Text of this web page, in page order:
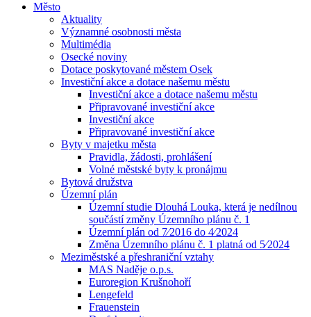
Město
Aktuality
Významné osobnosti města
Multimédia
Osecké noviny
Dotace poskytované městem Osek
Investiční akce a dotace našemu městu
Investiční akce a dotace našemu městu
Připravované investiční akce
Investiční akce
Připravované investiční akce
Byty v majetku města
Pravidla, žádosti, prohlášení
Volné městské byty k pronájmu
Bytová družstva
Územní plán
Územní studie Dlouhá Louka, která je nedílnou
součástí změny Územního plánu č. 1
Územní plán od 7⁄2016 do 4⁄2024
Změna Územního plánu č. 1 platná od 5⁄2024
Meziměstské a přeshraniční vztahy
MAS Naděje o.p.s.
Euroregion Krušnohoří
Lengefeld
Frauenstein